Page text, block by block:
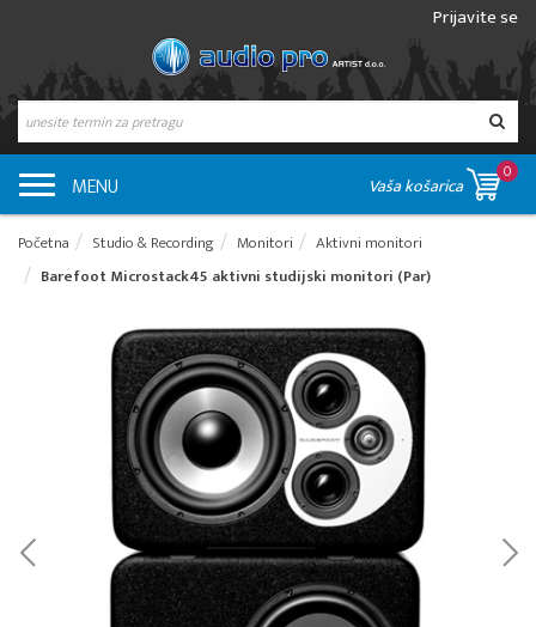
Prijavite se
MENU Vaša košarica
0
Početna Studio & Recording Monitori
Aktivni monitori
Barefoot Microstack45 aktivni studijski monitori (Par)